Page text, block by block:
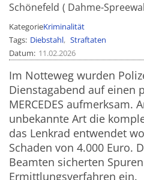
Schönefeld Dahme-
KategorieKriminalität
Tags Diebstahl
Straftaten
Datum 11.02.2026
Im Notteweg wurden
Dienstagabend auf einen
MERCEDES aufmerksam.
unbekannte Art die
das Lenkrad entwendet
Schaden von 4.000 Euro.
Beamten sicherten
Ermittlungsverfahren ein.